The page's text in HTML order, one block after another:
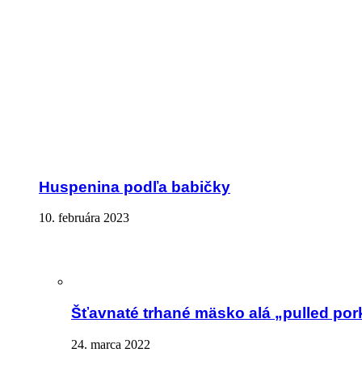
Huspenina podľa babičky
10. februára 2023
Šťavnaté trhané mäsko alá „pulled
24. marca 2022